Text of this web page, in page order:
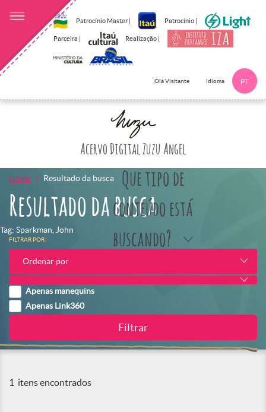
Patrocínio Master | Patrocínio |
Parceira | Realização |
Olá Visitante Idioma PT
Acervo Digital Zuzu Angel
Que tipo de
conteúdo está
buscando?
Home Resultado da busca
Resultado da busca
Tag: Sparkman, John
FILTRAR POR:
Ordenar por
Apenas manequins
Apenas Link360
1 itens encontrados